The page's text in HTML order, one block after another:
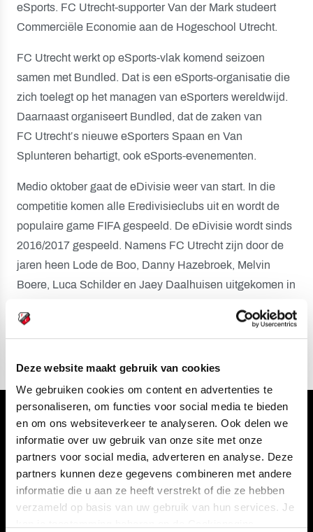
Deze website maakt gebruik van cookies
We gebruiken cookies om content en advertenties te
personaliseren, om functies voor social media te bieden
en om ons websiteverkeer te analyseren. Ook delen we
informatie over uw gebruik van onze site met onze
partners voor social media, adverteren en analyse. Deze
partners kunnen deze gegevens combineren met andere
informatie die u aan ze heeft verstrekt of die ze hebben
verzameld op basis van uw gebruik van hun services. Je
eSports. FC Utrecht-supporter Van der Mark studeert
Commerciële Economie aan de Hogeschool Utrecht.
FC Utrecht werkt op eSports-vlak komend seizoen
samen met Bundled. Dat is een eSports-organisatie die
zich toelegt op het managen van eSporters wereldwijd.
Daarnaast organiseert Bundled, dat de zaken van
FC Utrecht’s nieuwe eSporters Spaan en Van
Splunteren behartigt, ook eSports-evenementen.
Medio oktober gaat de eDivisie weer van start. In die
competitie komen alle Eredivisieclubs uit en wordt de
populaire game FIFA gespeeld. De eDivisie wordt sinds
2016/2017 gespeeld. Namens FC Utrecht zijn door de
jaren heen Lode de Boo, Danny Hazebroek, Melvin
Boere, Luca Schilder en Jaey Daalhuisen uitgekomen in
huurbasis bij Willem II ervaring op in de eDivisie.
Volg ons ook via
Navigeer naar